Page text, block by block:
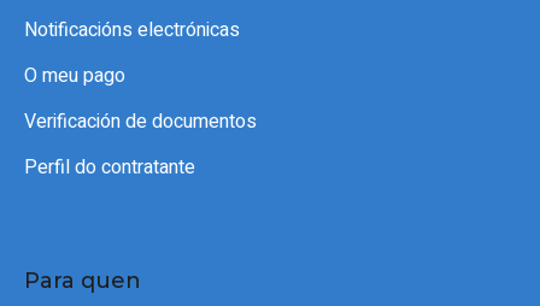
Notificacións electrónicas
O meu pago
Verificación de documentos
Perfil do contratante
Para quen